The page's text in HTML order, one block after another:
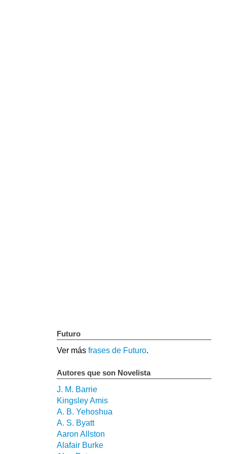
Futuro
Ver más frases de Futuro.
Autores que son Novelista
J. M. Barrie
Kingsley Amis
A. B. Yehoshua
A. S. Byatt
Aaron Allston
Alafair Burke